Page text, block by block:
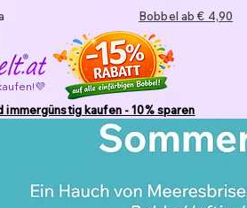
Bobbel ab € 4,90
immergünstig kaufen - 10% sparen